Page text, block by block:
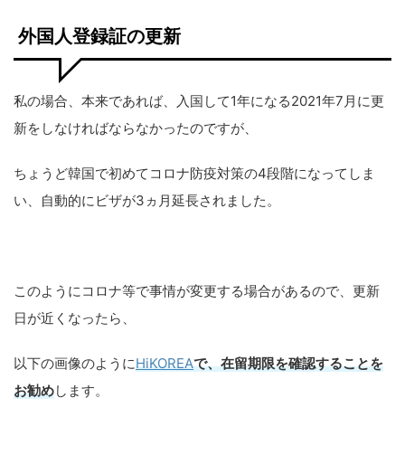
外国人登録証の更新
私の場合、本来であれば、入国して1年になる2021年7月に更
新をしなければならなかったのですが、
ちょうど韓国で初めてコロナ防疫対策の4段階になってしま
い、自動的にビザが3ヵ月延長されました。
このようにコロナ等で事情が変更する場合があるので、更新
日が近くなったら、
以下の画像のようにHiKOREAで、在留期限を確認することを
お勧めします。